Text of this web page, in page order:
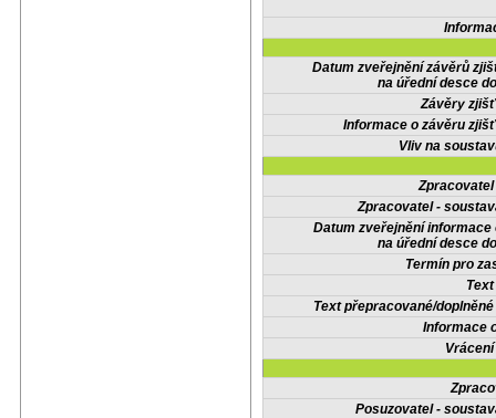
Datum zveřejnění závěrů
na úřední desce
Závěry
Informace o závěru
Vliv na
Zpracovatel -
Datum zveřejnění informace
na úřední desce
Termín pro
Text přepracované/
Informace
Posuzovatel -